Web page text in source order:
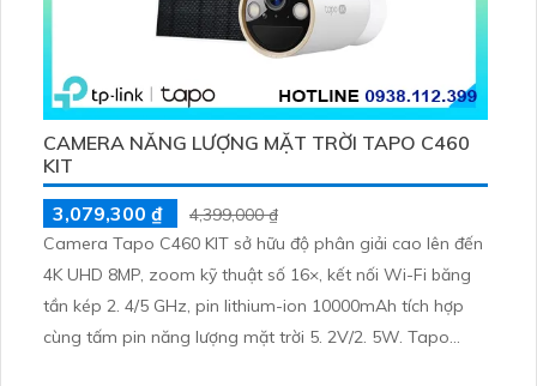
CAMERA NĂNG LƯỢNG MẶT TRỜI TAPO C460
KIT
3,079,300 ₫
4,399,000 ₫
Camera Tapo C460 KIT sở hữu độ phân giải cao lên đến
4K UHD 8MP, zoom kỹ thuật số 16×, kết nối Wi-Fi băng
tần kép 2. 4/5 GHz, pin lithium-ion 10000mAh tích hợp
cùng tấm pin năng lượng mặt trời 5. 2V/2. 5W. Tapo